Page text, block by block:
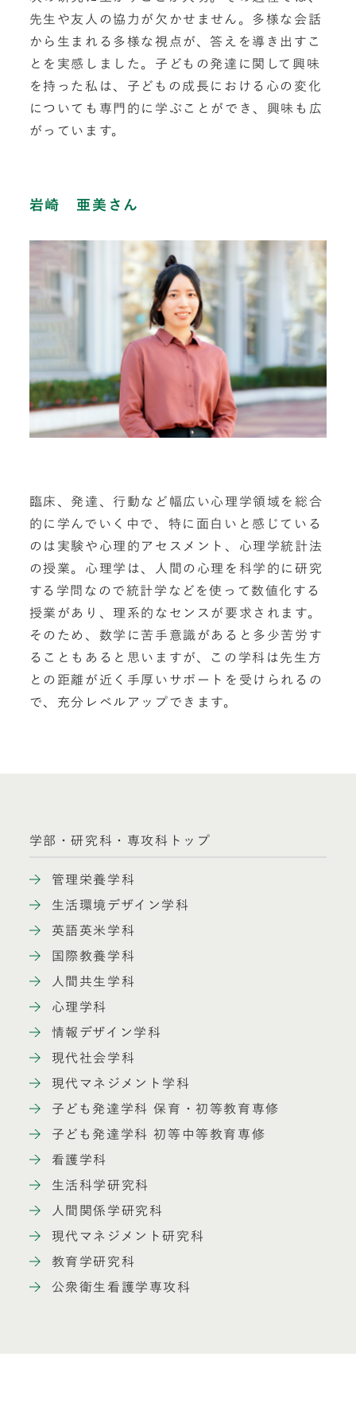
先生や友人の協力が欠かせません。多様な会話
から生まれる多様な視点が、答えを導き出すこ
とを実感しました。子どもの発達に関して興味
を持った私は、子どもの成長における心の変化
についても専門的に学ぶことができ、興味も広
がっています。
岩崎 亜美さん
臨床、発達、行動など幅広い心理学領域を総合
的に学んでいく中で、特に面白いと感じている
のは実験や心理的アセスメント、心理学統計法
の授業。心理学は、人間の心理を科学的に研究
する学問なので統計学などを使って数値化する
授業があり、理系的なセンスが要求されます。
そのため、数学に苦手意識があると多少苦労す
ることもあると思いますが、この学科は先生方
との距離が近く手厚いサポートを受けられるの
で、充分レベルアップできます。
学部・研究科・専攻科トップ
管理栄養学科
生活環境デザイン学科
英語英米学科
国際教養学科
人間共生学科
心理学科
情報デザイン学科
現代社会学科
現代マネジメント学科
子ども発達学科 保育・初等教育専修
子ども発達学科 初等中等教育専修
看護学科
生活科学研究科
人間関係学研究科
現代マネジメント研究科
教育学研究科
公衆衛生看護学専攻科